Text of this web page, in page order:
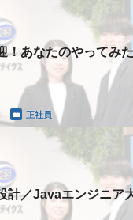
！あなたのやってみ
正社員
計／Javaエンジニア